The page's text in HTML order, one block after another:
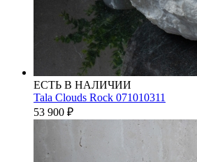
ЕСТЬ В НАЛИЧИИ
Tala Clouds Rock 071010311
53 900 ₽